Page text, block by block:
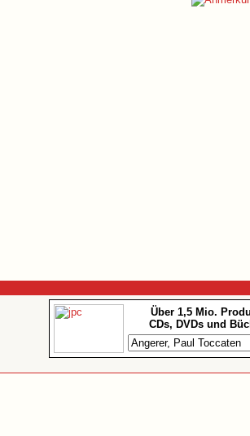
Über 1,5 Mio.
CDs, DVDs und